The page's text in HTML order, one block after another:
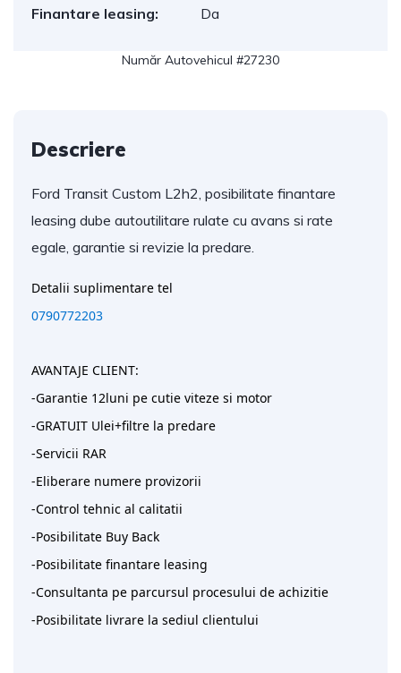
Finantare leasing:
Da
Număr Autovehicul #27230
Descriere
Ford Transit Custom L2h2, posibilitate finantare
leasing dube autoutilitare rulate cu avans si rate
egale, garantie si revizie la predare.
Detalii suplimentare tel
0790772203
AVANTAJE CLIENT:
-Garantie 12luni pe cutie viteze si motor
-GRATUIT Ulei+filtre la predare
-Servicii RAR
-Eliberare numere provizorii
-Control tehnic al calitatii
-Posibilitate Buy Back
-Posibilitate finantare leasing
-Consultanta pe parcursul procesului de achizitie
-Posibilitate livrare la sediul clientului